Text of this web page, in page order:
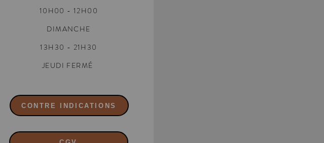
10H00 - 12H00
DIMANCHE
13H30 - 21H30
JEUDI FERMÉ
CONTRE INDICATIONS